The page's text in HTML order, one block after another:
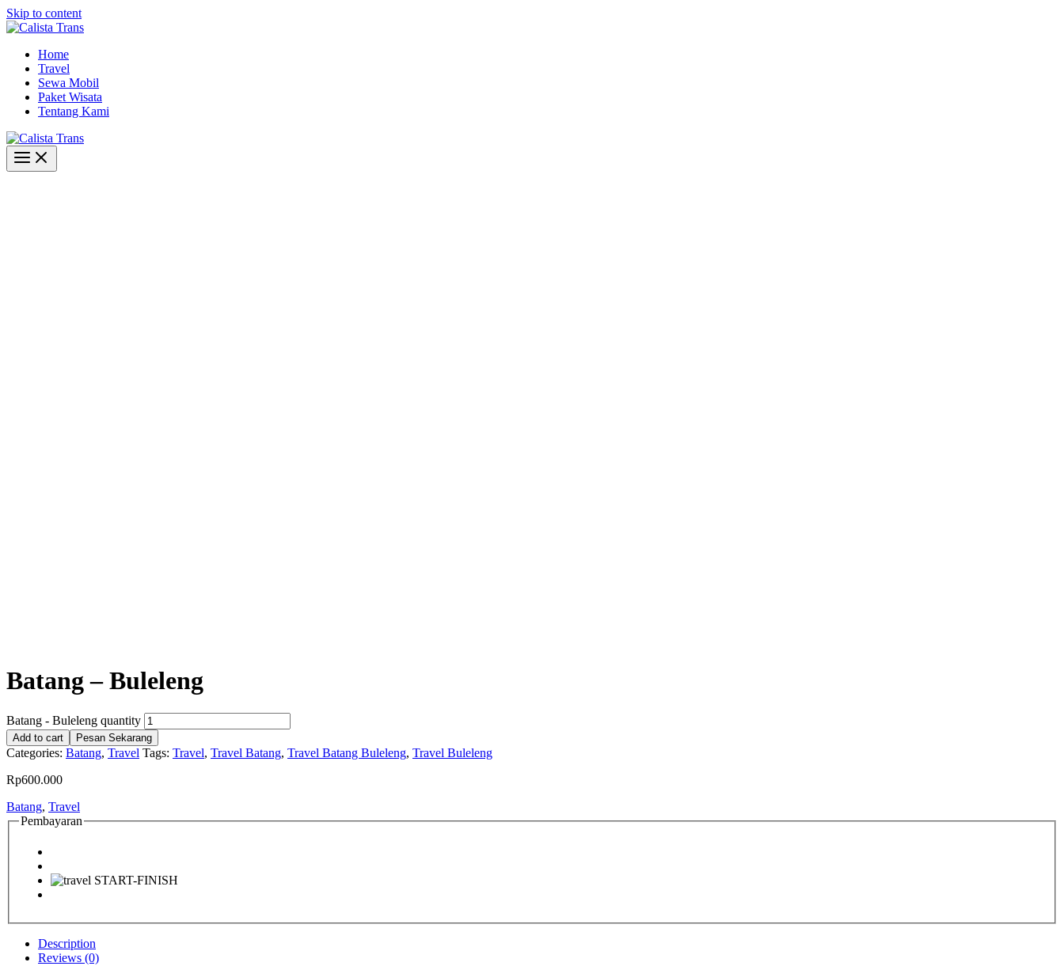
Skip to content
Home
Travel
Sewa Mobil
Paket Wisata
Tentang Kami
Batang – Buleleng
Batang - Buleleng quantity
Add to cart Pesan Sekarang
Categories: Batang, Travel Tags: Travel, Travel Batang, Travel Batang Buleleng, Travel Buleleng
Rp600.000
Batang, Travel
Pembayaran
Description
Reviews (0)